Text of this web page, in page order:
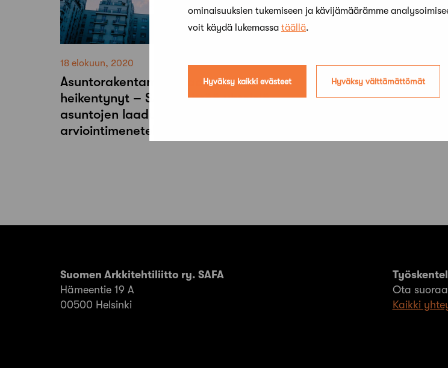
ominaisuuksien tukemiseen ja kävijämäärämme
voit käydä lukemassa täällä.
Hyväksy kaikki evästeet Hyväksy välttämättömät
18 elokuun, 2020
Asuntorakentamisen laatu
heikentynyt – SAFA esittää yhteisiä
asuntojen laadun
arviointimenetelmiä
Suomen Arkkitehtiliitto ry. SAFA
Hämeentie 19 A
00500 Helsinki
Ota
Kaikki